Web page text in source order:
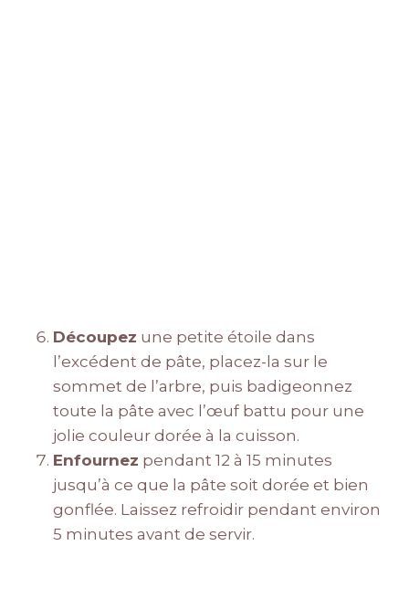
Découpez une petite étoile dans
l’excédent de pâte, placez-la sur le
sommet de l’arbre, puis badigeonnez
toute la pâte avec l’œuf battu pour une
jolie couleur dorée à la cuisson.
Enfournez pendant 12 à 15 minutes
jusqu’à ce que la pâte soit dorée et bien
gonflée. Laissez refroidir pendant environ
5 minutes avant de servir.